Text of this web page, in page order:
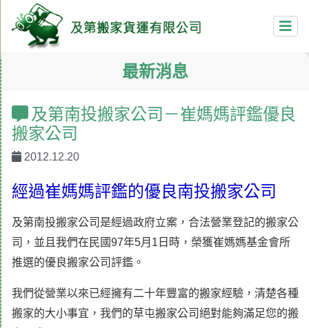
最新消息
及第南投搬家公司－崔媽媽評鑑優良
搬家公司
2012.12.20
經過崔媽媽評鑑的優良南投搬家公司
及第南投搬家公司是經過政府立案，合法營業登記的搬家公
司，並且我們在民國97年5月1日時，榮獲崔媽媽基金會所
推選的優良搬家公司評鑑。
我們從營業以來已經擁有二十年豐富的搬家經驗，清楚各種
搬家的大小事宜，我們的草屯搬家公司絕對能夠滿足您的搬